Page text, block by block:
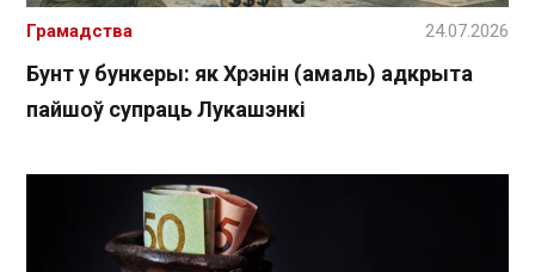
Бунт у бункеры: як Хрэнін (амаль) адкрыта
пайшоў супраць Лукашэнкі
Грамадства 24.07.2026